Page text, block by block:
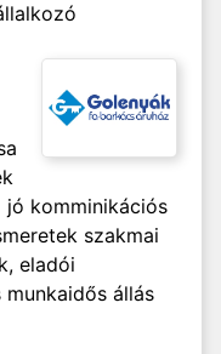
komminikációs
szakmai
eladói
állás